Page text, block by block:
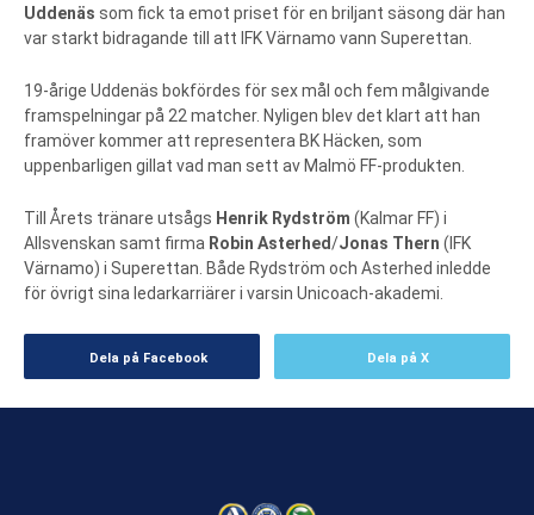
Uddenäs som fick ta emot priset för en briljant säsong där han
var starkt bidragande till att IFK Värnamo vann Superettan.
19-årige Uddenäs bokfördes för sex mål och fem målgivande
framspelningar på 22 matcher. Nyligen blev det klart att han
framöver kommer att representera BK Häcken, som
uppenbarligen gillat vad man sett av Malmö FF-produkten.
Till Årets tränare utsågs Henrik Rydström (Kalmar FF) i
Allsvenskan samt firma Robin Asterhed/Jonas Thern (IFK
Värnamo) i Superettan. Både Rydström och Asterhed inledde
för övrigt sina ledarkarriärer i varsin Unicoach-akademi.
Dela på Facebook Dela på X